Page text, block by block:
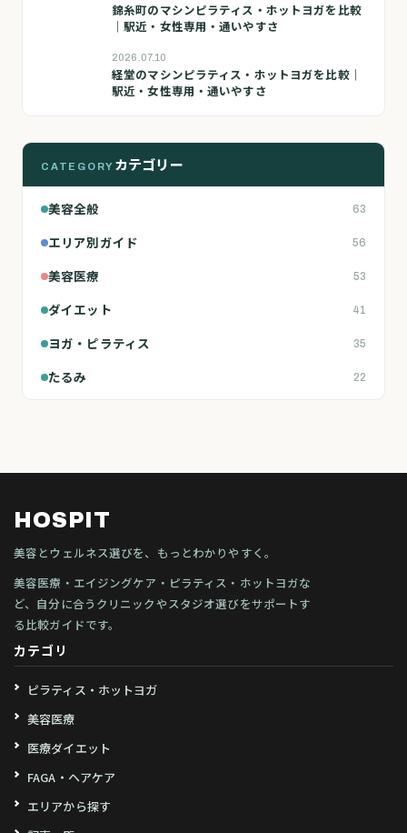
錦糸町のマシンピラティス・ホットヨガを比較
｜駅近・女性専用・通いやすさ
2026.07.10
経堂のマシンピラティス・ホットヨガを比較｜
駅近・女性専用・通いやすさ
CATEGORY カテゴリー
美容全般 63
エリア別ガイド 56
美容医療 53
ダイエット 41
ヨガ・ピラティス 35
たるみ 22
HOSPIT
美容とウェルネス選びを、もっとわかりやすく。
美容医療・エイジングケア・ピラティス・ホットヨガな
ど、自分に合うクリニックやスタジオ選びをサポートす
る比較ガイドです。
カテゴリ
ピラティス・ホットヨガ
美容医療
医療ダイエット
FAGA・ヘアケア
エリアから探す